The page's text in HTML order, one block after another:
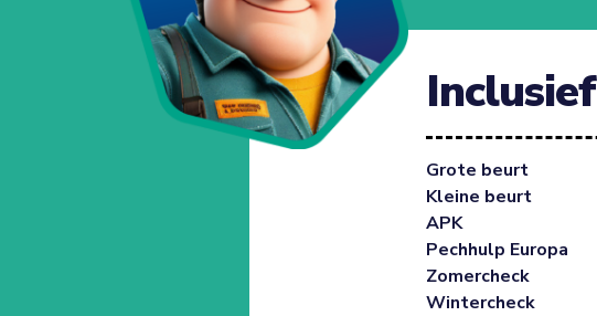
Inclusief
Grote beurt
Kleine beurt
APK
Pechhulp Europa
Zomercheck
Wintercheck